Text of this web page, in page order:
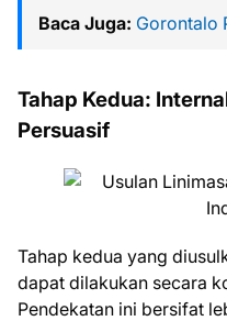
Baca Juga: Gorontalo
Tahap Kedua:
Persuasif
Tahap kedua yang
dapat dilakukan secara
Pendekatan ini bersifat